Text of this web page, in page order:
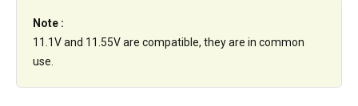
Note :
11.1V and 11.55V are compatible, they are in common
use.